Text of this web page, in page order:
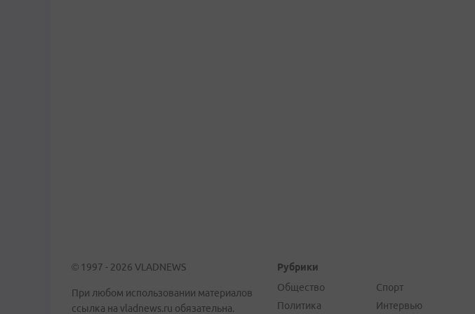
© 1997 - 2026 VLADNEWS
При любом использовании материалов
ссылка на vladnews.ru обязательна.
Рубрики
Общество
Политика
Спорт
Интервью